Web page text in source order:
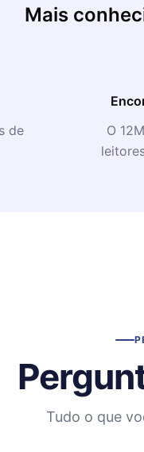
Mais
de
O
Tudo o que